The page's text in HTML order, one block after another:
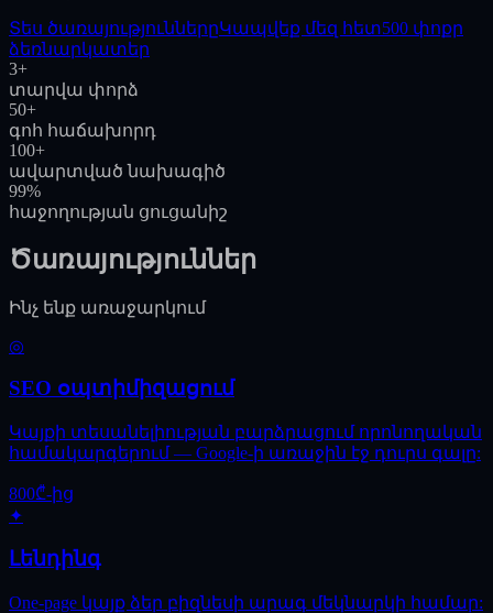
Տես ծառայություններըԿապվեք մեզ հետ500 փոքր
ձեռնարկատեր
3+
տարվա փորձ
50+
գոհ հաճախորդ
100+
ավարտված նախագիծ
99%
հաջողության ցուցանիշ
Ծառայություններ
Ինչ ենք առաջարկում
◎
SEO օպտիմիզացում
Կայքի տեսանելիության բարձրացում որոնողական
համակարգերում — Google-ի առաջին էջ դուրս գալը:
800₾-ից
✦
Լենդինգ
One-page կայք ձեր բիզնեսի արագ մեկնարկի համար: